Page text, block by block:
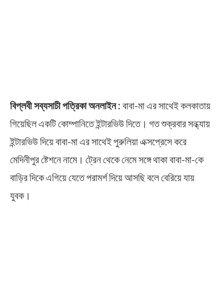
বিপ্লবী সব্যসাচী পত্রিকা অনলাইন : বাবা-মা এর সাথেই কলকাতায়
গিয়েছিল একটি কোম্পানিতে ইন্টারভিউ দিতে। গত শুক্রবার সন্ধ্যায়
ইন্টারভিউ দিয়ে বাবা-মা এর সাথেই পুরুলিয়া এক্সপ্রেসে করে
মেদিনীপুর ষ্টেশনে নামে। ট্রেন থেকে নেমে সঙ্গে থাকা বাবা-মা-কে
বাড়ির দিকে এগিয়ে যেতে পরামর্শ দিয়ে আসছি বলে বেরিয়ে যায়
যুবক।